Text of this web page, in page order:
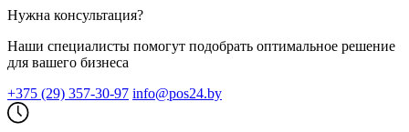
Нужна консультация?
Наши специалисты помогут подобрать оптимальное решение
для вашего бизнеса
+375 (29) 357-30-97 info@pos24.by